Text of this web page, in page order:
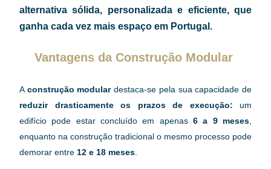
alternativa sólida, personalizada e eficiente, que
ganha cada vez mais espaço em Portugal.
Vantagens da Construção Modular
A construção modular
reduzir drasticamente os prazos de execução: um
edifício pode estar concluído em apenas 6 a 9 meses
enquanto na construção tradicional o mesmo processo pode
demorar entre 12 e 18 meses